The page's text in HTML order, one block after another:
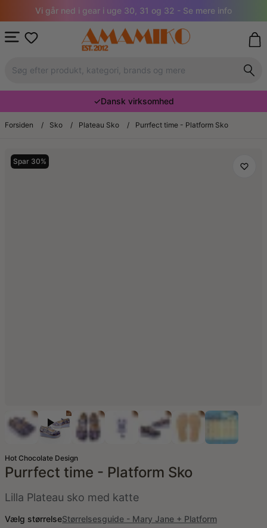
Vi går ned i gear i uge 30, 31 og 32 - Se mere info
✓Dansk virksomhed
Forsiden / Sko / Plateau Sko / Purrfect time - Platform Sko
Spar 30%
Hot Chocolate Design
Purrfect time - Platform Sko
Lilla Plateau sko med katte
Vælg størrelseStørrelsesguide - Mary Jane + Platform